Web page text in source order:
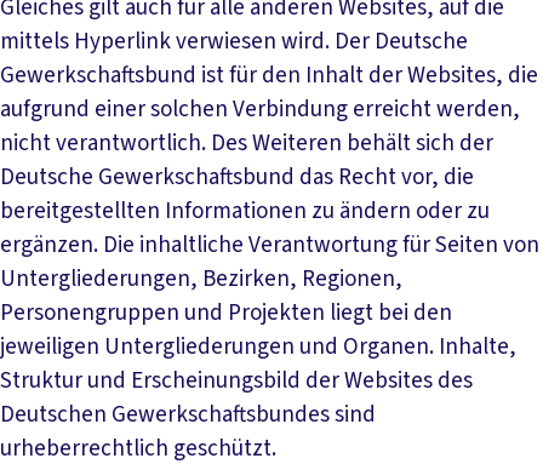
Gleiches gilt auch für alle anderen Websites, auf die
mittels Hyperlink verwiesen wird. Der Deutsche
Gewerkschaftsbund ist für den Inhalt der Websites, die
aufgrund einer solchen Verbindung erreicht werden,
nicht verantwortlich. Des Weiteren behält sich der
Deutsche Gewerkschaftsbund das Recht vor, die
bereitgestellten Informationen zu ändern oder zu
ergänzen. Die inhaltliche Verantwortung für Seiten von
Untergliederungen, Bezirken, Regionen,
Personengruppen und Projekten liegt bei den
jeweiligen Untergliederungen und Organen. Inhalte,
Struktur und Erscheinungsbild der Websites des
Deutschen Gewerkschaftsbundes sind
urheberrechtlich geschützt.